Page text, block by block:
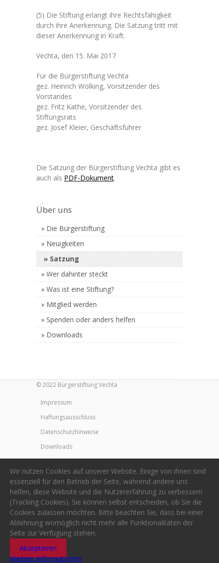
(5) Die Stiftung erlangt ihre Rechtsfähigkeit
durch ihre Anerkennung. Die Satzung tritt mit
dieser Anerkennung in Kraft.
Vechta, den 15. Mai 2017
Für die Bürgerstiftung Vechta
gez. Heinrich Wolking, Vorsitzender des
Vorstandes
gez. Fritz Kathe, Vorsitzender des
Stiftungsrats
gez. Josef Kleier, Geschäftsführer
Die Satzung der Bürgerstiftung Vechta gibt es
auch als PDF-Dokument.
Über uns
Die Bürgerstiftung
Neuigkeiten
Satzung
Wer dahinter steckt
Was ist eine Stiftung?
Mitglied werden
Spenden oder anders helfen
Downloads
© 2022 Bürgerstiftung Vechta
Impressum
Haftungsausschluss
Datenschutzhinweise
Downloads
Wir nutzen Cookies auf unserer Website. Einige von ihnen sind
essenziell für den Betrieb der Seite, während andere uns
helfen, diese Website und die Nutzererfahrung zu verbessern
(Tracking Cookies). Sie können selbst entscheiden, ob Sie die
Cookies zulassen möchten. Bitte beachten Sie, dass bei einer
Ablehnung womöglich nicht mehr alle Funktionalitäten der
Seite zur Verfügung stehen.
Akzeptieren
Weitere Informationen